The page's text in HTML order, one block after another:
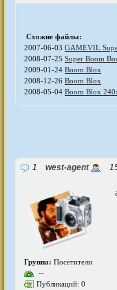
Схожие файлы:
2007-06-03 GAMEVIL
2008-07-25 Super Boom
2009-01-24 Boom Blox
2008-12-26 Boom Blox
2008-05-04 Boom Blox
1 west-agent
Группа: Посетители
--
Публикаций: 0